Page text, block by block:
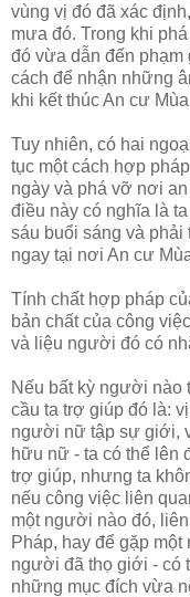
vùng vị đó đã xác
mưa đó. Trong khi
đó vừa dẫn đến
cách để nhận những
khi kết thúc An cư
Tuy nhiên, có hai
tục một cách hợp
ngày và phá vỡ nơi
điều này có nghĩa là
sáu buổi sáng và
ngay tại nơi An cư
Tính chất hợp pháp
bản chất của công
và liệu người đó có
Nếu bất kỳ người nào
cầu ta trợ giúp đó là:
người nữ tập sự giới,
hữu nữ - ta có thể lên
trợ giúp, nhưng ta
nếu công việc liên
một người nào đó,
Pháp, hay để gặp
người đã thọ giới - có
những mục đích vừa